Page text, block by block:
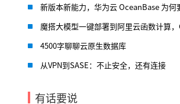
新版本新能力，华为云 OceanBase 为何要打造实时
魔搭大模型一键部署到阿里云函数计算，GPU 闲置计费功能
4500字聊聊云原生数据库
从VPN到SASE：不止安全，还有连接
有话要说